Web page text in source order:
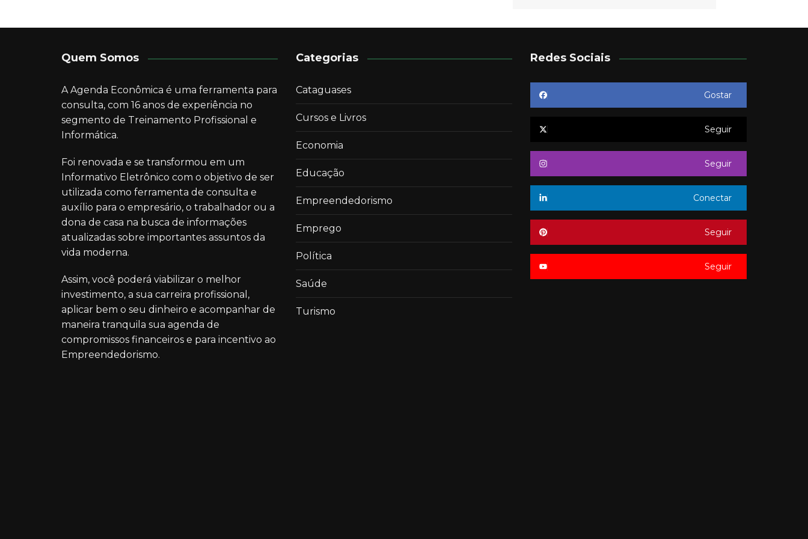
Quem Somos
A Agenda Econômica é uma ferramenta para
consulta, com 16 anos de experiência no
segmento de Treinamento Profissional e
Informática.
Foi renovada e se transformou em um
Informativo Eletrônico com o objetivo de ser
utilizada como ferramenta de consulta e
auxílio para o empresário, o trabalhador ou a
dona de casa na busca de informações
atualizadas sobre importantes assuntos da
vida moderna.
Assim, você poderá viabilizar o melhor
investimento, a sua carreira profissional,
aplicar bem o seu dinheiro e acompanhar de
maneira tranquila sua agenda de
compromissos financeiros e para incentivo ao
Empreendedorismo.
Categorias
Cataguases
Cursos e Livros
Economia
Educação
Empreendedorismo
Emprego
Política
Saúde
Turismo
Redes Sociais
Gostar
Seguir
Seguir
Conectar
Seguir
Seguir